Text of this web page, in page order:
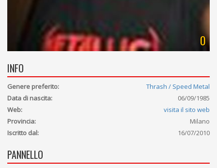
0
INFO
Genere preferito:
Thrash / Speed Metal
Data di nascita:
06/09/1985
Web:
visita il sito web
Provincia:
Milano
Iscritto dal:
16/07/2010
PANNELLO